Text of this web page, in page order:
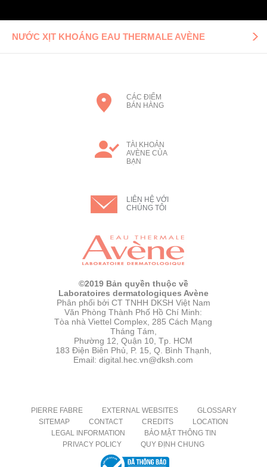
NƯỚC XỊT KHOÁNG EAU THERMALE AVÈNE
CÁC ĐIỂM
BÁN HÀNG
TÀI KHOẢN
AVÈNE CỦA
BẠN
LIÊN HỆ VỚI
CHÚNG TÔI
©2019 Bản quyền thuộc về
Laboratoires dermatologiques Avène
Phân phối bởi CT TNHH DKSH Việt Nam
Văn Phòng Thành Phố Hồ Chí Minh:
Tòa nhà Viettel Complex, 285 Cách Mạng
Tháng Tám,
Phường 12, Quận 10, Tp. HCM
183 Điện Biên Phủ, P. 15, Q. Bình Thạnh,
Email: digital.hec.vn@dksh.com
PIERRE FABRE EXTERNAL WEBSITES
GLOSSARY
SITEMAP
CONTACT CREDITS
LOCATION
LEGAL INFORMATION
BẢO MẬT THÔNG TIN
PRIVACY POLICY
QUY ĐỊNH CHUNG